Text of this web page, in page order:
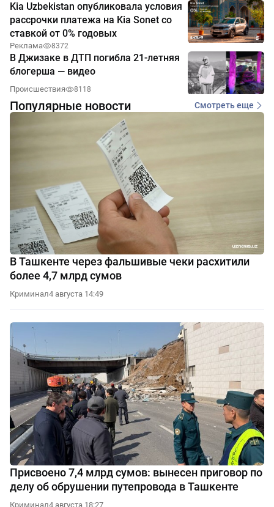
Kia Uzbekistan опубликовала условия
рассрочки платежа на Kia Sonet со
ставкой от 0% годовых
Реклама 8372
В Джизаке в ДТП погибла 21-летняя
блогерша — видео
Происшествия 8118
Популярные новости Смотреть еще
В Ташкенте через фальшивые чеки расхитили
более 4,7 млрд сумов
Криминал4 августа 14:49
Присвоено 7,4 млрд сумов: вынесен приговор по
делу об обрушении путепровода в Ташкенте
Криминал4 августа 18:27